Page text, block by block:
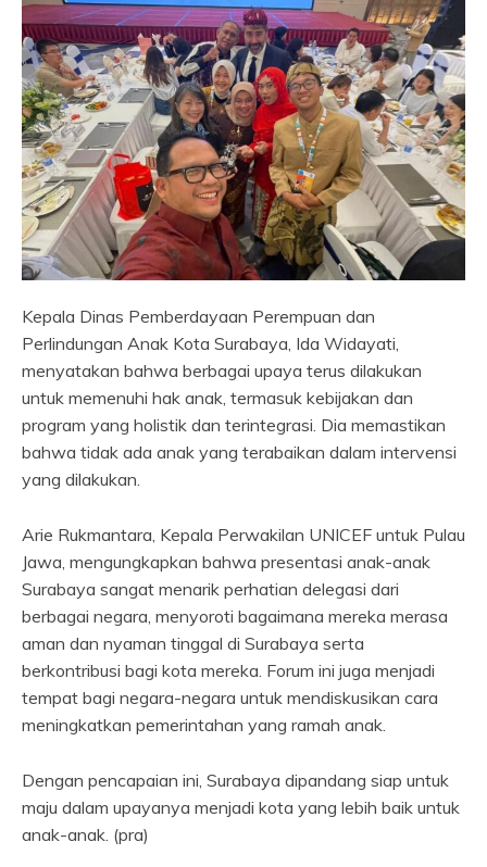
Kepala Dinas Pemberdayaan Perempuan dan
Perlindungan Anak Kota Surabaya, Ida Widayati,
menyatakan bahwa berbagai upaya terus dilakukan
untuk memenuhi hak anak, termasuk kebijakan dan
program yang holistik dan terintegrasi. Dia memastikan
bahwa tidak ada anak yang terabaikan dalam intervensi
yang dilakukan.
Arie Rukmantara, Kepala Perwakilan UNICEF untuk Pulau
Jawa, mengungkapkan bahwa presentasi anak-anak
Surabaya sangat menarik perhatian delegasi dari
berbagai negara, menyoroti bagaimana mereka merasa
aman dan nyaman tinggal di Surabaya serta
berkontribusi bagi kota mereka. Forum ini juga menjadi
tempat bagi negara-negara untuk mendiskusikan cara
meningkatkan pemerintahan yang ramah anak.
Dengan pencapaian ini, Surabaya dipandang siap untuk
maju dalam upayanya menjadi kota yang lebih baik untuk
anak-anak. (pra)